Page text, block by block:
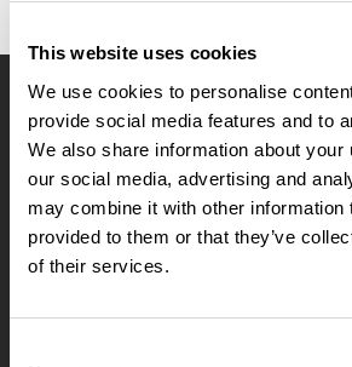
This website uses cookies
We use cookies to personalise
provide social media features and to
We also share information about your
our social media, advertising and
may combine it with other information
provided to them or that they’ve
of their services.
OpenRunner
Equipo
Empleo
A proposito
Contacto